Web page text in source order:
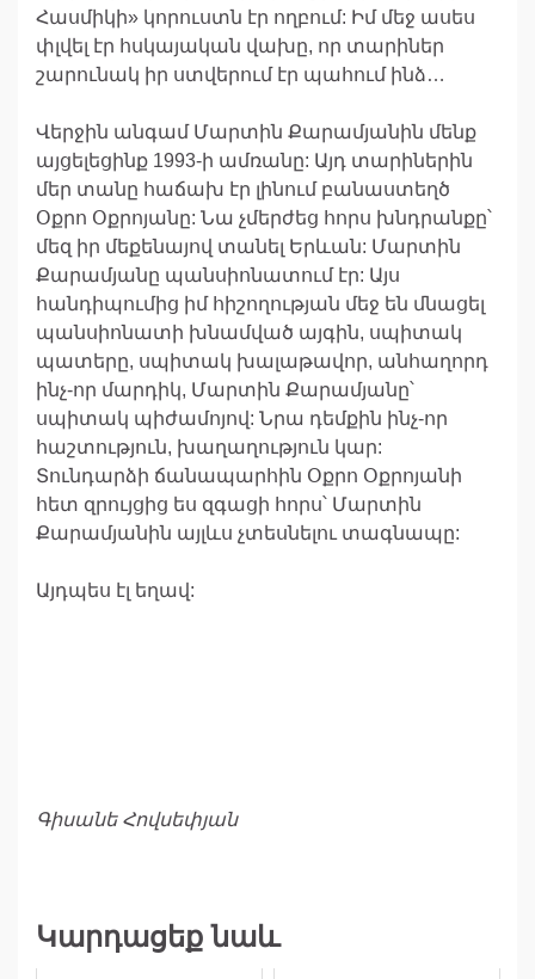
Հասմիկի» կորուստն էր ողբում: Իմ մեջ ասես
փլվել էր հսկայական վախը, որ տարիներ
շարունակ իր ստվերում էր պահում ինձ…
Վերջին անգամ Մարտին Քարամյանին մենք
այցելեցինք 1993-ի ամռանը: Այդ տարիներին
մեր տանը հաճախ էր լինում բանաստեղծ
Օքրո Օքրոյանը: Նա չմերժեց հորս խնդրանքը՝
մեզ իր մեքենայով տանել Երևան: Մարտին
Քարամյանը պանսիոնատում էր: Այս
հանդիպումից իմ հիշողության մեջ են մնացել
պանսիոնատի խնամված այգին, սպիտակ
պատերը, սպիտակ խալաթավոր, անհաղորդ
ինչ-որ մարդիկ, Մարտին Քարամյանը՝
սպիտակ պիժամոյով: Նրա դեմքին ինչ-որ
հաշտություն, խաղաղություն կար:
Տունդարձի ճանապարհին Օքրո Օքրոյանի
հետ զրույցից ես զգացի հորս՝ Մարտին
Քարամյանին այլևս չտեսնելու տագնապը:
Այդպես էլ եղավ:
Գիսանե Հովսեփյան
Կարդացեք նաև